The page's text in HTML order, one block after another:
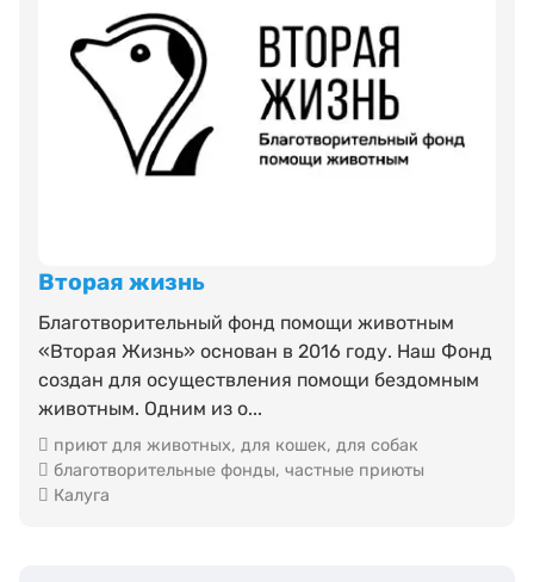
Вторая жизнь
Благотворительный фонд помощи животным
«Вторая Жизнь» основан в 2016 году. Наш Фонд
создан для осуществления помощи бездомным
животным. Одним из о...
приют для животных, для кошек, для собак
благотворительные фонды, частные приюты
Калуга